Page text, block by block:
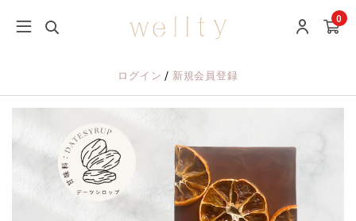
0
ログイン/ 新規会員登録